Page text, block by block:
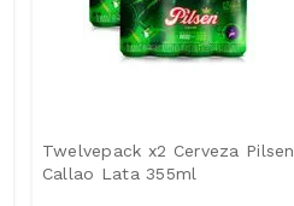
Twelvepack x2 Cerveza Pilsen
Callao Lata 355ml